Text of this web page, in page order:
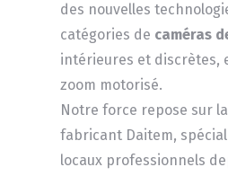
des nouvelles
catégories de caméras
intérieures et discrètes,
zoom motorisé.
Notre force repose sur
fabricant Daitem,
locaux professionnels